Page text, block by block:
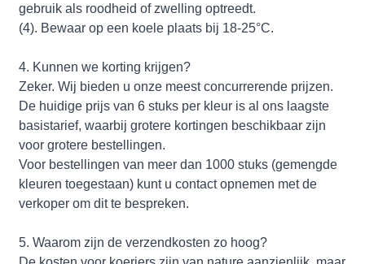
gebruik als roodheid of zwelling optreedt.
(4). Bewaar op een koele plaats bij 18-25°C.
4. Kunnen we korting krijgen?
Zeker. Wij bieden u onze meest concurrerende prijzen.
De huidige prijs van 6 stuks per kleur is al ons laagste
basistarief, waarbij grotere kortingen beschikbaar zijn
voor grotere bestellingen.
Voor bestellingen van meer dan 1000 stuks (gemengde
kleuren toegestaan) kunt u contact opnemen met de
verkoper om dit te bespreken.
5. Waarom zijn de verzendkosten zo hoog?